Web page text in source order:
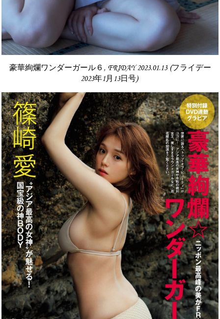
豪華絢爛ワンダーガール６, FRIDAY 2023.01.13 (フライデー
2023年1月13日号)